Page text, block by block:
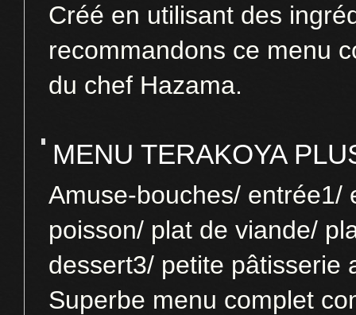
Créé en utilisant des
recommandons ce menu
du chef Hazama.
MENU TERAKOYA
Amuse-bouches/ entrée1/
poisson/ plat de viande/
dessert3/ petite pâtisserie
Superbe menu complet